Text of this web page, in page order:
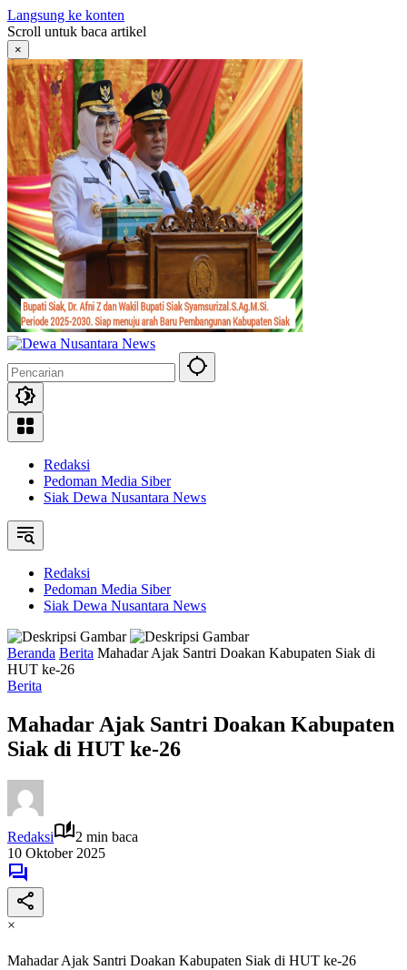
Langsung ke konten
Scroll untuk baca artikel
×
Redaksi
Pedoman Media Siber
Siak Dewa Nusantara News
Redaksi
Pedoman Media Siber
Siak Dewa Nusantara News
Beranda Berita Mahadar Ajak Santri Doakan Kabupaten Siak di
HUT ke-26
Berita
Mahadar Ajak Santri Doakan Kabupaten
Siak di HUT ke-26
Redaksi
2 min baca
10 Oktober 2025
×
Mahadar Ajak Santri Doakan Kabupaten Siak di HUT ke-26